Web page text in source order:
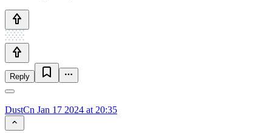
Reply
DustCn Jan 17 2024 at 20:35